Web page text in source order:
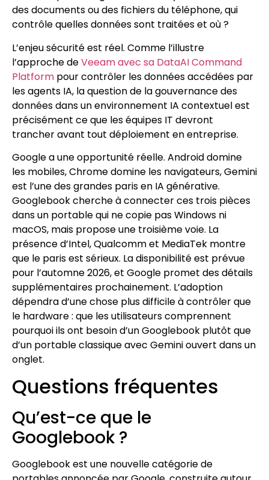
des documents ou des fichiers du téléphone, qui
contrôle quelles données sont traitées et où ?
L’enjeu sécurité est réel. Comme l’illustre
l’approche deVeeam avec sa DataAI Command
Platform pour contrôler les données accédées par
les agents IA, la question de la gouvernance des
données dans un environnement IA contextuel est
précisément ce que les équipes IT devront
trancher avant tout déploiement en entreprise.
Google a une opportunité réelle. Android domine
les mobiles, Chrome domine les navigateurs, Gemini
est l’une des grandes paris en IA générative.
Googlebook cherche à connecter ces trois pièces
dans un portable qui ne copie pas Windows ni
macOS, mais propose une troisième voie. La
présence d’Intel, Qualcomm et MediaTek montre
que le paris est sérieux. La disponibilité est prévue
pour l’automne 2026, et Google promet des détails
supplémentaires prochainement. L’adoption
dépendra d’une chose plus difficile à contrôler que
le hardware : que les utilisateurs comprennent
pourquoi ils ont besoin d’un Googlebook plutôt que
d’un portable classique avec Gemini ouvert dans un
onglet.
Questions fréquentes
Qu’est-ce que le
Googlebook ?
Googlebook est une nouvelle catégorie de